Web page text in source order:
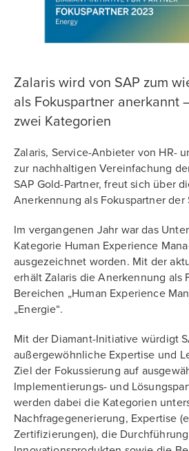
Zalaris wird von SAP zum
als Fokuspartner anerkannt
zwei Kategorien
Zalaris, Service-Anbieter von HR-
zur nachhaltigen Vereinfachung
SAP Gold-Partner, freut sich über
Anerkennung als Fokuspartner der
Im vergangenen Jahr war das
Kategorie Human Experience
ausgezeichnet worden. Mit der
erhält Zalaris die Anerkennung als
Bereichen „Human Experience
„Energie“.
Mit der Diamant-Initiative würdigt
außergewöhnliche Expertise und
Ziel der Fokussierung auf
Implementierungs- und
werden dabei die Kategorien
Nachfragegenerierung, Expertise
Zertifizierungen), die